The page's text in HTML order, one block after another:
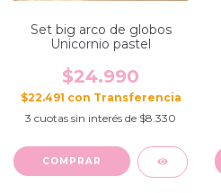
Set big arco de globos
Unicornio pastel
$24.990
$22.491 con
3 cuotas sin interés de $8.330